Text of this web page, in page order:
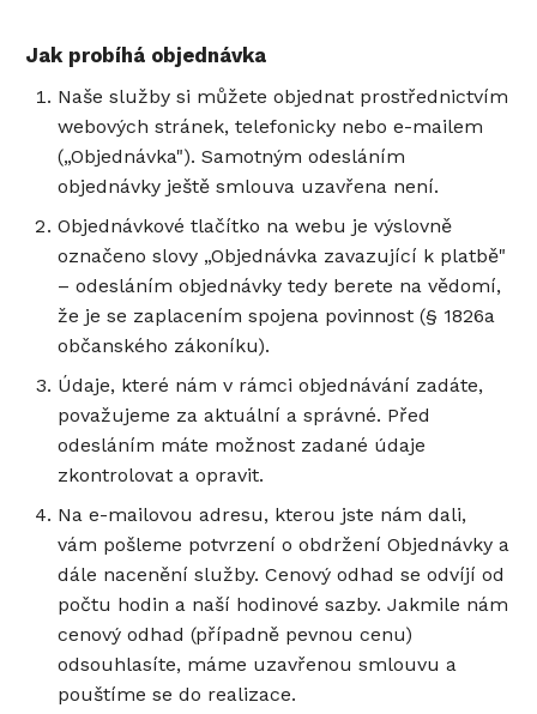
Jak probíhá objednávka
Naše služby si můžete objednat prostřednictvím
webových stránek, telefonicky nebo e-mailem
(„Objednávka"). Samotným odesláním
objednávky ještě smlouva uzavřena není.
Objednávkové tlačítko na webu je výslovně
označeno slovy „Objednávka zavazující k platbě"
– odesláním objednávky tedy berete na vědomí,
že je se zaplacením spojena povinnost (§ 1826a
občanského zákoníku).
Údaje, které nám v rámci objednávání zadáte,
považujeme za aktuální a správné. Před
odesláním máte možnost zadané údaje
zkontrolovat a opravit.
Na e-mailovou adresu, kterou jste nám dali,
vám pošleme potvrzení o obdržení Objednávky a
dále nacenění služby. Cenový odhad se odvíjí od
počtu hodin a naší hodinové sazby. Jakmile nám
cenový odhad (případně pevnou cenu)
odsouhlasíte, máme uzavřenou smlouvu a
pouštíme se do realizace.